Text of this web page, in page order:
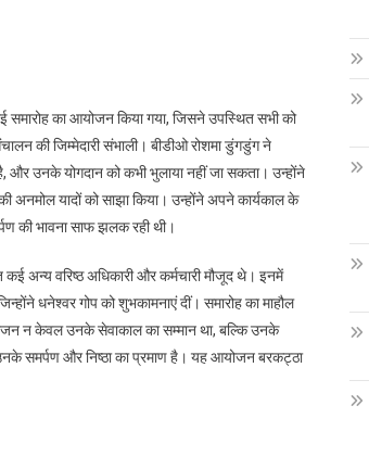
समारोह का आयोजन किया गया, जिसने उपस्थित सभी को
की जिम्मेदारी संभाली। बीडीओ रोशमा डुंगडुंग ने
और उनके योगदान को कभी भुलाया नहीं जा सकता। उन्होंने
अनमोल यादों को साझा किया। उन्होंने अपने कार्यकाल के
की भावना साफ झलक रही थी।
अन्य वरिष्ठ अधिकारी और कर्मचारी मौजूद थे। इनमें
धनेश्वर गोप को शुभकामनाएं दीं। समारोह का माहौल
न केवल उनके सेवाकाल का सम्मान था, बल्कि उनके
समर्पण और निष्ठा का प्रमाण है। यह आयोजन बरकट्ठा